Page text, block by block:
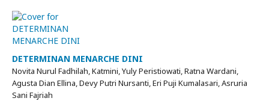
DETERMINAN MENARCHE DINI
Novita Nurul Fadhilah, Katmini, Yuly Peristiowati, Ratna Wardani,
Agusta Dian Ellina, Devy Putri Nursanti, Eri Puji Kumalasari, Asruria
Sani Fajriah